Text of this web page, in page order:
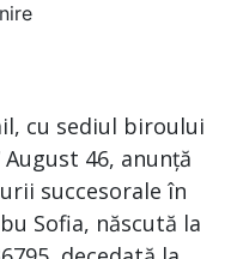
cu sediul biroului
46, anunță
succesorale în
Sofia, născută la